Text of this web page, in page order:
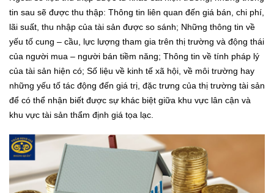
tin sau sẽ được thu thập: Thông tin liên quan đến giá bán, chi phí,
lãi suất, thu nhập của tài sản được so sánh; Những thông tin về
yếu tố cung – cầu, lực lượng tham gia trên thị trường và động thái
của người mua – người bán tiềm năng; Thông tin về tính pháp lý
của tài sản hiện có; Số liệu về kinh tế xã hội, về môi trường hay
những yếu tố tác động đến giá trị, đặc trưng của thị trường tài sản
để có thể nhận biết được sự khác biệt giữa khu vực lân cận và
khu vực tài sản thẩm định giá tọa lạc.